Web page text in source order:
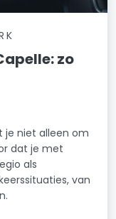
zo
je niet alleen om
dat je met
als
van